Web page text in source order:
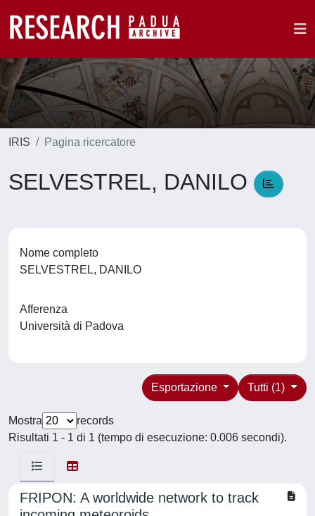
IRIS Pagina ricercatore
SELVESTREL, DANILO
Nome completo
SELVESTREL, DANILO
Afferenza
Università di Padova
Tutti (1)
Esportazione
Mostra
records
Risultati 1 - 1 di 1 (tempo di esecuzione: 0.006 secondi).
FRIPON: A worldwide network to track